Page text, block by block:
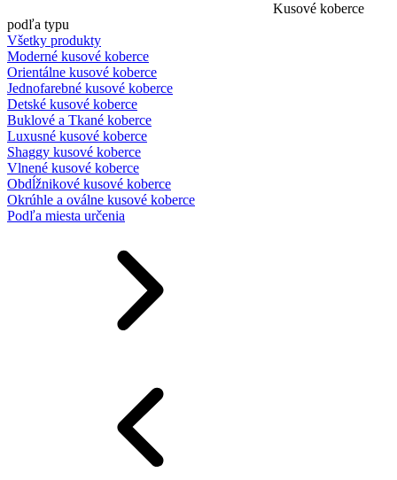
Kusové koberce
podľa typu
Všetky produkty
Moderné kusové koberce
Orientálne kusové koberce
Jednofarebné kusové koberce
Detské kusové koberce
Buklové a Tkané koberce
Luxusné kusové koberce
Shaggy kusové koberce
Vlnené kusové koberce
Obdĺžnikové kusové koberce
Okrúhle a oválne kusové koberce
Podľa miesta určenia